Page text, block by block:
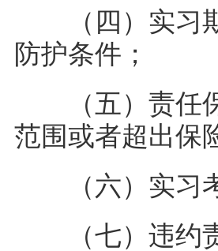
（四）实习期
防护条件；
（五）责任保
范围或者超出
（六）实习
（七）违约